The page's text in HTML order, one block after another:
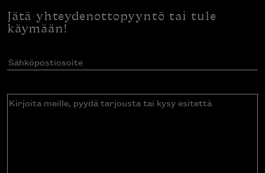
Jätä yhteydenottopyyntö tai tule
käymään!
Sähköpostiosoite(Pakollinen)
Kirjoita